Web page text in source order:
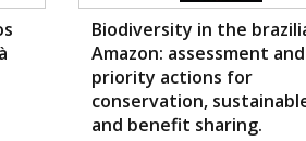
Biodiversity in the
Amazon: assessment and
priority actions for
conservation,
and benefit sharing.